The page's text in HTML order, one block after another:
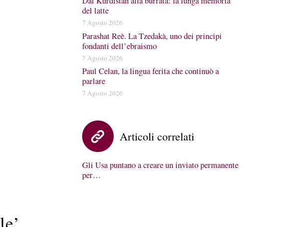
del latte
7 Agosto 2026
Parashat Reè. La Tzedakà, uno dei principi
fondanti dell’ebraismo
7 Agosto 2026
Paul Celan, la lingua ferita che continuò a
parlare
7 Agosto 2026
Articoli correlati
Gli Usa puntano a creare un inviato permanente
per…